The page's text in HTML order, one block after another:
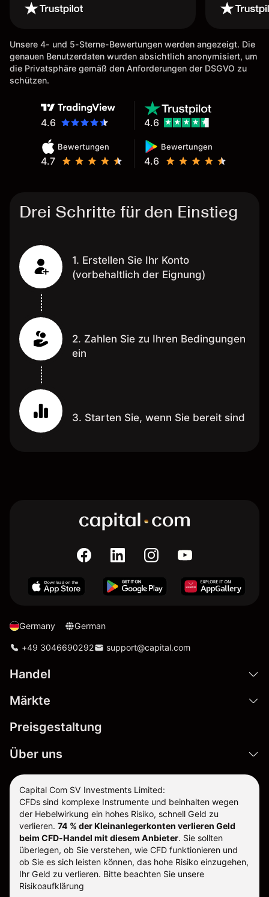
Unsere 4- und 5-Sterne-Bewertungen werden angezeigt. Die
genauen Benutzerdaten wurden absichtlich anonymisiert, um
die Privatsphäre gemäß den Anforderungen der DSGVO zu
schützen.
4.6
Bewertungen
4.7
Bewertungen
4.6
4.6
Drei Schritte für den Einstieg
1. Erstellen Sie Ihr Konto
(vorbehaltlich der Eignung)
2. Zahlen Sie zu Ihren Bedingungen
ein
3. Starten Sie, wenn Sie bereit sind
Germany German
+49 3046690292 support@capital.com
Handel
Märkte
Preisgestaltung
Über uns
Capital Com SV Investments Limited:
CFDs sind komplexe Instrumente und beinhalten wegen
der Hebelwirkung ein hohes Risiko, schnell Geld zu
verlieren. 74 % der Kleinanlegerkonten verlieren Geld
beim CFD-Handel mit diesem Anbieter. Sie sollten
überlegen, ob Sie verstehen, wie CFD funktionieren und
ob Sie es sich leisten können, das hohe Risiko einzugehen,
Ihr Geld zu verlieren. Bitte beachten Sie unsere
Risikoaufklärung